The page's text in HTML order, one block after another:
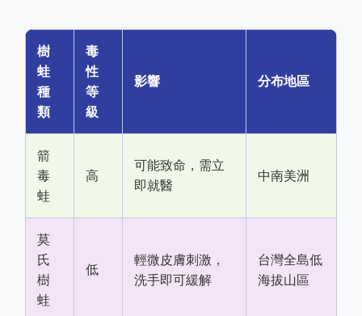
樹
蛙
種
類
毒
性
等
級
影響 分布地區
箭
毒
蛙
高
可能致命，需立
即就醫
中南美洲
莫
氏
樹
蛙
低
輕微皮膚刺激，
洗手即可緩解
台灣全島低
海拔山區